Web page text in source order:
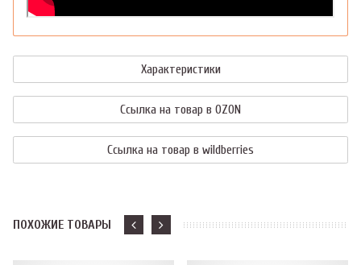
Характеристики
Ссылка на товар в OZON
Ссылка на товар в wildberries
ПОХОЖИЕ ТОВАРЫ